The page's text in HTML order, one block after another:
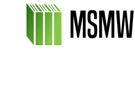
Перейти
содержимому